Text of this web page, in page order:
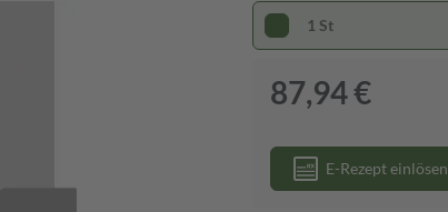
1 St
87,94 €
E-Rezept einlösen